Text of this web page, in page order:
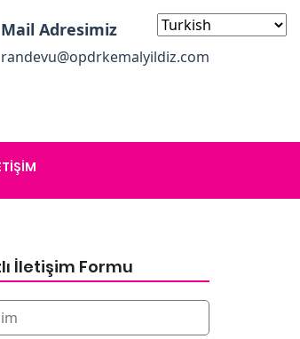
Mail Adresimiz
randevu@opdrkemalyildiz.com
İletişim Formu